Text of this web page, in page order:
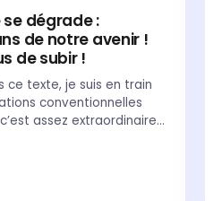
dégrade :
de notre avenir !
de subir !
ce texte, je suis en train
conventionnelles
assez extraordinaire…